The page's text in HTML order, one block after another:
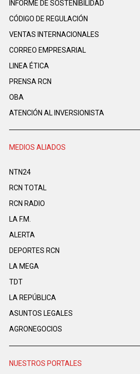
INFORME DE SOSTENIBILIDAD
CÓDIGO DE REGULACIÓN
VENTAS INTERNACIONALES
CORREO EMPRESARIAL
LINEA ÉTICA
PRENSA RCN
OBA
ATENCIÓN AL INVERSIONISTA
MEDIOS ALIADOS
NTN24
RCN TOTAL
RCN RADIO
LA F.M.
ALERTA
DEPORTES RCN
LA MEGA
TDT
LA REPÚBLICA
ASUNTOS LEGALES
AGRONEGOCIOS
NUESTROS PORTALES